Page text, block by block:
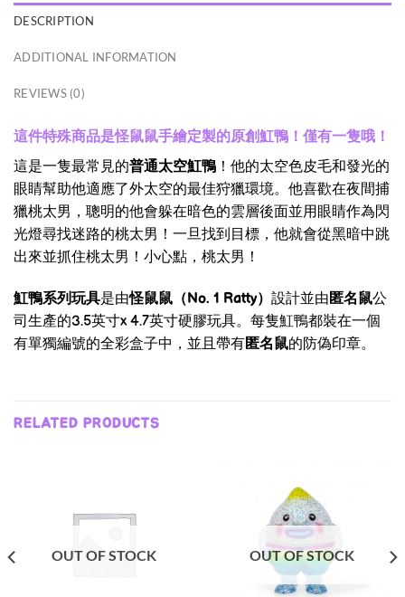
DESCRIPTION
ADDITIONAL INFORMATION
REVIEWS (0)
這件特殊商品是怪鼠鼠手繪定製的原創魟鴨！僅有一隻哦！
這是一隻最常見的普通太空魟鴨 ！他的太空色皮毛和發光的
眼睛幫助他適應了外太空的最佳狩獵環境。他喜歡在夜間捕
獵桃太男，聰明的他會躲在暗色的雲層後面並用眼睛作為閃
光燈尋找迷路的桃太男！一旦找到目標，他就會從黑暗中跳
出來並抓住桃太男！小心點，桃太男！
魟鴨系列玩具是由怪鼠鼠（No. 1 Ratty） 設計並由匿名鼠公
司生產的3.5英寸x 4.7英寸硬膠玩具。每隻魟鴨都裝在一個
有單獨編號的全彩盒子中，並且帶有匿名鼠的防偽印章。
RELATED PRODUCTS
OUT OF STOCK OUT OF STOCK